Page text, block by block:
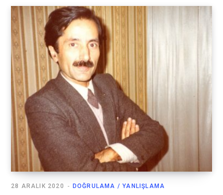
DOĞRULAMA / YANLIŞLAMA
28 ARALIK 2020